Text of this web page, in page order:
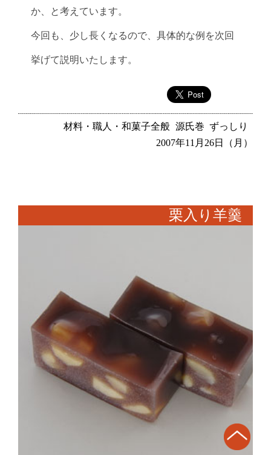
か、と考えています。
今回も、少し長くなるので、具体的な例を次回
挙げて説明いたします。
材料・職人・和菓子全般 源氏巻 ずっしり
2007年11月26日（月）
栗入り羊羹